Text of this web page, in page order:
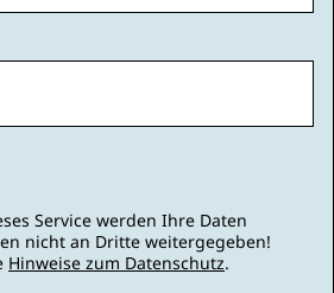
Service werden Ihre Daten
nicht an Dritte weitergegeben!
Hinweise zum Datenschutz.